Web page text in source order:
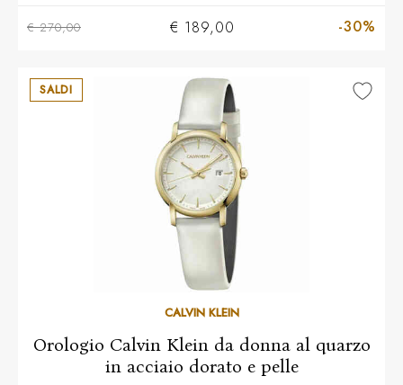
€ 270,00 € 189,00 -30%
SALDI
CALVIN KLEIN
Orologio Calvin Klein da donna al quarzo
in acciaio dorato e pelle